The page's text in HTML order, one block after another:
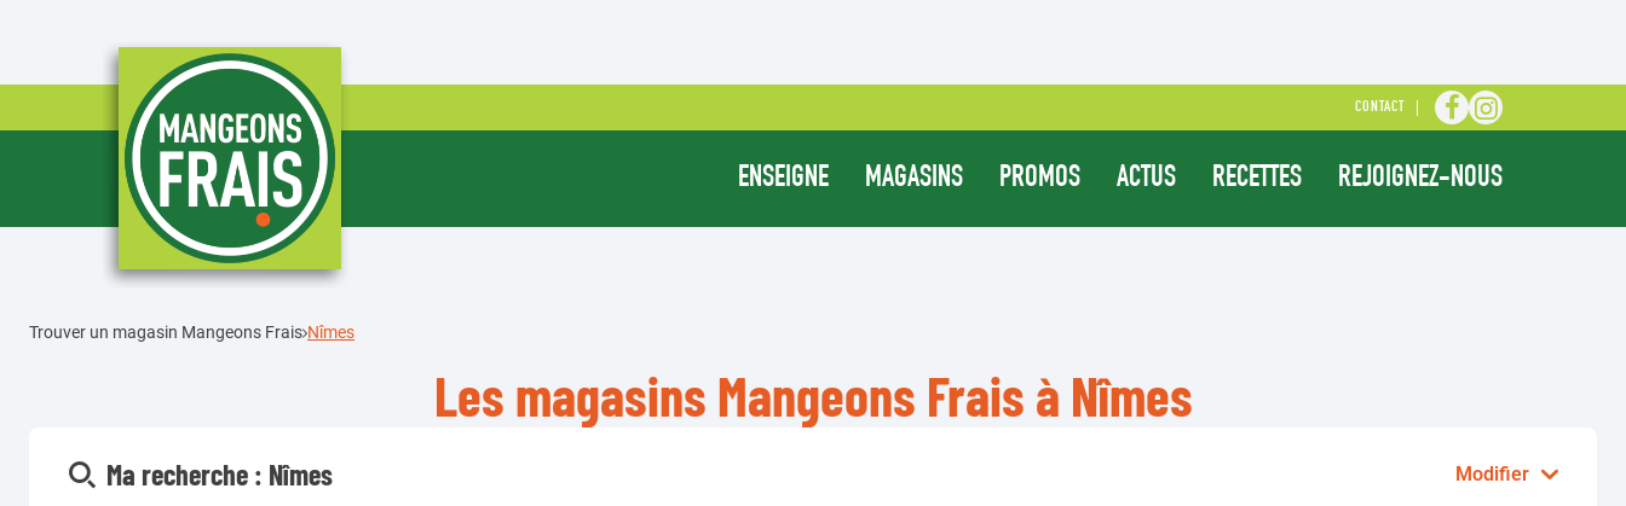
CONTACT ALLER SUR LA
ALLER SUR LA
ENSEIGNE MAGASINS PROMOS ACTUS RECETTES REJOIGNEZ-NOUS
Trouver un magasin Mangeons Frais Nîmes
Les magasins Mangeons Frais à Nîmes
Ma recherche : Nîmes Modifier